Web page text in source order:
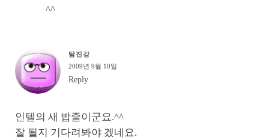
^^
탐진강
2009년 9월 10일
Reply
인텔의 새 밥줄이군요.^^
잘 될지 기다려봐야 겠네요.